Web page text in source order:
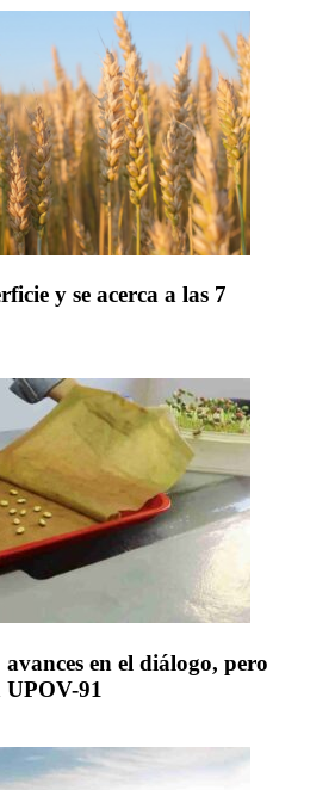
y se acerca a las 7
en el diálogo, pero
91